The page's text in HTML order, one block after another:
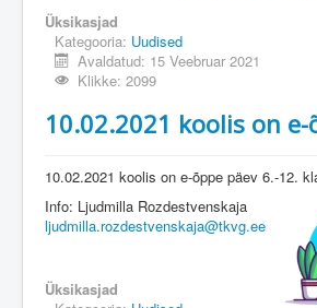
Üksikasjad
Kategooria: Uudised
Avaldatud: 15 Veebruar 2021
Klikke: 2099
10.02.2021 koolis on e-
10.02.2021 koolis on e-õppe päev 6.-12.
Info: Ljudmilla Rozdestvenskaja
ljudmilla.rozdestvenskaja@tkvg.ee
Üksikasjad